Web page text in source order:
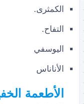
الكمثرى.
التفاح.
اليوسفي
الأناناس
الأطعمة